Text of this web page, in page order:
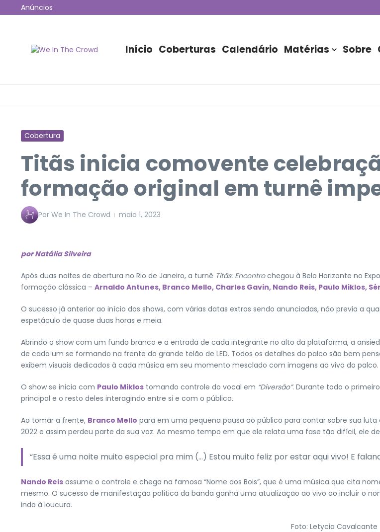
Ir para o conteúdo
Anúncios
Jão esgota 53 mil ingressos e fará maior show da história do Nubank Parque
Início Coberturas Calendário Matérias Sobre
Cobertura
Titãs inicia comovente
formação original em turnê
Por We In The Crowd maio 1, 2023
por Natália Silveira
Após duas noites de abertura no Rio de Janeiro, a turnê Titãs: Encontrochegou à Belo Horizonte no
formação clássica – Arnaldo Antunes, Branco Mello, Charles Gavin, Nando Reis, Paulo Miklos,
O sucesso já anterior ao início dos shows, com várias datas extras sendo anunciadas, não previa a
espetáculo de quase duas horas e meia.
Abrindo o show com um fundo branco e a entrada de cada integrante no alto da plataforma, a
de cada um se formando na frente do grande telão de LED. Todos os detalhes do palco são bem
exibem visuais dedicados à cada música em seu momento mesclado com imagens ao vivo do palco.
O show se inicia com Paulo Miklos tomando controle do vocal em “Diversão”. Durante todo o
principal e o resto deles interagindo entre si e com o público.
Ao tomar a frente, Branco Mello para em uma pequena pausa ao público para contar sobre sua
2022 e assim perdeu parte da sua voz. Ao mesmo tempo em que ele relata uma fase tão difícil, ele
“Essa é uma noite muito especial pra mim (…) Estou muito feliz por estar aqui vivo! E
Nando Reis assume o controle e chega na famosa “Nome aos Bois”, que é uma música que cita
mesmo. O sucesso de manifestação política da banda ganha uma atualização ao vivo ao incluir o
indo à loucura.
Foto: Letycia Cavalcante